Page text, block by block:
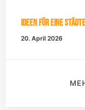
Ideen für eine
20. April 2026